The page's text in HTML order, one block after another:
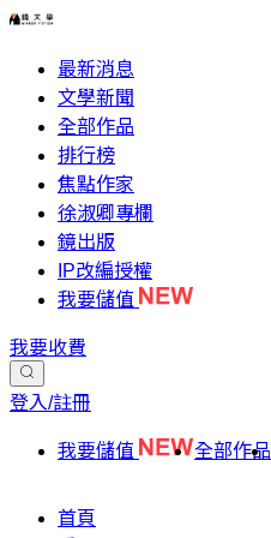
最新消息
文學新聞
全部作品
排行榜
焦點作家
徐淑卿專欄
鏡出版
IP改編授權
我要儲值
我要收費
登入/註冊
我要儲值 全部作品
首頁